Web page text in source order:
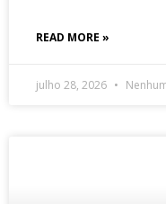
READ MORE »
julho 28, 2026